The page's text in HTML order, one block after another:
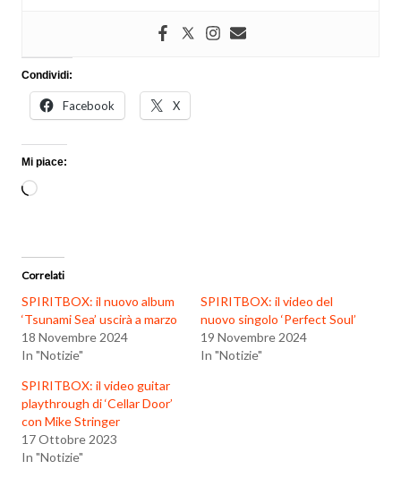
Condividi:
Facebook X
Mi piace:
Caricamento
Correlati
SPIRITBOX: il nuovo album
‘Tsunami Sea’ uscirà a marzo
18 Novembre 2024
In "Notizie"
SPIRITBOX: il video del
nuovo singolo ‘Perfect Soul’
19 Novembre 2024
In "Notizie"
SPIRITBOX: il video guitar
playthrough di ‘Cellar Door’
con Mike Stringer
17 Ottobre 2023
In "Notizie"